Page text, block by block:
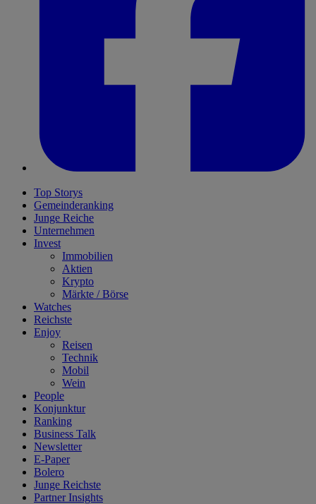
Top Storys
Gemeinderanking
Junge Reiche
Unternehmen
Invest
Immobilien
Aktien
Krypto
Märkte / Börse
Watches
Reichste
Enjoy
Reisen
Technik
Mobil
Wein
People
Konjunktur
Ranking
Business Talk
Newsletter
E-Paper
Bolero
Junge Reichste
Partner Insights